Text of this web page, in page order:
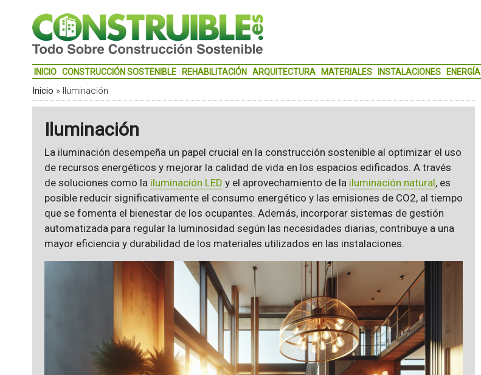
INICIO CONSTRUCCIÓN SOSTENIBLE REHABILITACIÓN ARQUITECTURA MATERIALES INSTALACIONES ENERGÍA
Inicio » Iluminación
Iluminación
La iluminación desempeña un papel crucial en la construcción sostenible al optimizar el uso
de recursos energéticos y mejorar la calidad de vida en los espacios edificados. A través
de soluciones como la iluminación LED y el aprovechamiento de la iluminación natural, es
posible reducir significativamente el consumo energético y las emisiones de CO2, al tiempo
que se fomenta el bienestar de los ocupantes. Además, incorporar sistemas de gestión
automatizada para regular la luminosidad según las necesidades diarias, contribuye a una
mayor eficiencia y durabilidad de los materiales utilizados en las instalaciones.